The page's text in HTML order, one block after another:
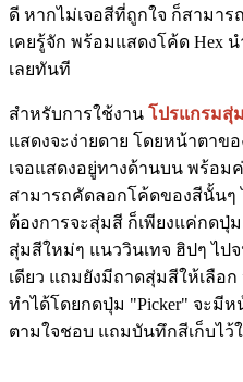
ดี หากไม่เจอสีที่ถูกใจ ก็สามา
เคยรู้จัก พร้อมแสดงโค้ด Hex
เลยทันที
สำหรับการใช้งาน โปรแกรมสุ่
แสดงจะง่ายดาย โดยหน้าตา
เจอแสดงอยู่ทางด้านบน พร้อม
สามารถคัดลอกโค้ดของสีนั้นๆ
ต้องการจะสุ่มสี ก็เพียงแค่กดปุ่
สุ่มสีใหม่ๆ แนววินเทจ ฮิปๆ ไปจ
เดียว แถมยังมีถาดสุ่มสีให้เลือ
ทำได้โดยกดปุ่ม "Picker" จะมีห
ตามใจชอบ แถมบันทึกสีเก็บไว้